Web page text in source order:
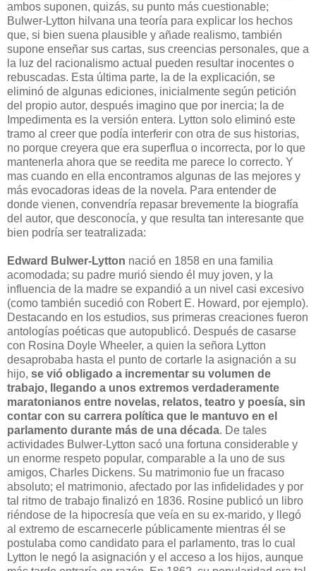
ambos suponen, quizás, su punto más cuestionable;
Bulwer-Lytton hilvana una teoría para explicar los hechos
que, si bien suena plausible y añade realismo, también
supone enseñar sus cartas, sus creencias personales, que a
la luz del racionalismo actual pueden resultar inocentes o
rebuscadas. Esta última parte, la de la explicación, se
eliminó de algunas ediciones, inicialmente según petición
del propio autor, después imagino que por inercia; la de
Impedimenta es la versión entera. Lytton solo eliminó este
tramo al creer que podía interferir con otra de sus historias,
no porque creyera que era superflua o incorrecta, por lo que
mantenerla ahora que se reedita me parece lo correcto. Y
mas cuando en ella encontramos algunas de las mejores y
más evocadoras ideas de la novela. Para entender de
donde vienen, convendría repasar brevemente la biografía
del autor, que desconocía, y que resulta tan interesante que
bien podría ser teatralizada:
Edward Bulwer-Lytton nació en 1858 en una familia
acomodada; su padre murió siendo él muy joven, y la
influencia de la madre se expandió a un nivel casi excesivo
(como también sucedió con Robert E. Howard, por ejemplo).
Destacando en los estudios, sus primeras creaciones fueron
antologías poéticas que autopublicó. Después de casarse
con Rosina Doyle Wheeler, a quien la señora Lytton
desaprobaba hasta el punto de cortarle la asignación a su
hijo, se vió obligado a incrementar su volumen de
trabajo, llegando a unos extremos verdaderamente
maratonianos entre novelas, relatos, teatro y poesía, sin
contar con su carrera política que le mantuvo en el
parlamento durante más de una década. De tales
actividades Bulwer-Lytton sacó una fortuna considerable y
un enorme respeto popular, comparable a la uno de sus
amigos, Charles Dickens. Su matrimonio fue un fracaso
absoluto; el matrimonio, afectado por las infidelidades y por
tal ritmo de trabajo finalizó en 1836. Rosine publicó un libro
riéndose de la hipocresía que veía en su ex-marido, y llegó
al extremo de escarnecerle públicamente mientras él se
postulaba como candidato para el parlamento, tras lo cual
Lytton le negó la asignación y el acceso a los hijos, aunque